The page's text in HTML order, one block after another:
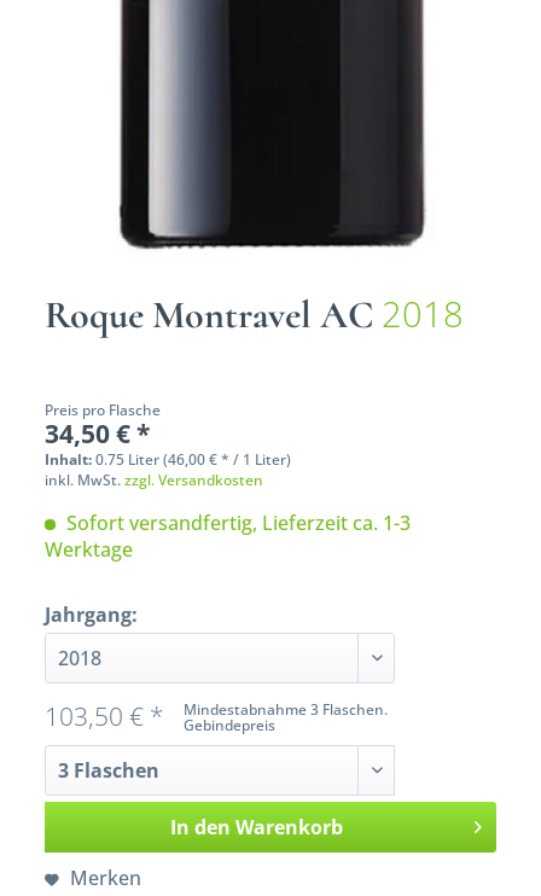
Roque Montravel AC 2018
Preis pro Flasche
34,50 € *
Inhalt:0.75 Liter (46,00 € * / 1 Liter)
inkl. MwSt.zzgl. Versandkosten
Sofort versandfertig, Lieferzeit ca. 1-3
Werktage
Jahrgang:
Mindestabnahme 3 Flaschen.
Gebindepreis
103,50 € *
In den Warenkorb
Merken